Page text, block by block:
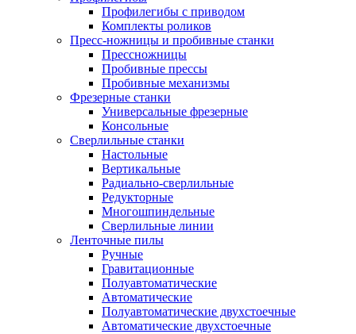
Профилегибы с приводом
Комплекты роликов
Пресс-ножницы и пробивные станки
Прессножницы
Пробивные прессы
Пробивные механизмы
Фрезерные станки
Универсальные фрезерные
Консольные
Сверлильные станки
Настольные
Вертикальные
Радиально-сверлильные
Редукторные
Многошпиндельные
Сверлильные линии
Ленточные пилы
Ручные
Гравитационные
Полуавтоматические
Автоматические
Полуавтоматические двухстоечные
Автоматические двухстоечные